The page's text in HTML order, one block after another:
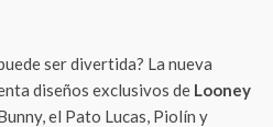
ser divertida? La nueva
diseños exclusivos de Looney
el Pato Lucas, Piolín y